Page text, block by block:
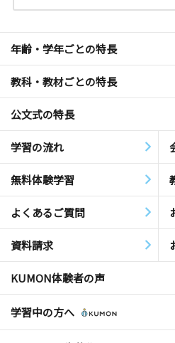
年齢・学年ごとの特長
教科・教材ごとの特長
公文式の特長
学習の流れ
無料体験学習
よくあるご質問
資料請求
KUMON体験者の声
学習中の方へ